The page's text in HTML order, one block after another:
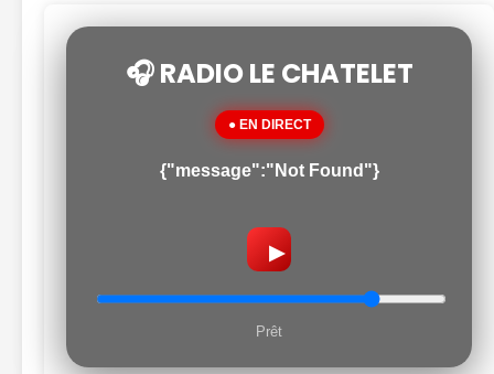
🎧 RADIO LE CHATELET
● EN DIRECT
{"message":"Not Found"}
▶
Prêt